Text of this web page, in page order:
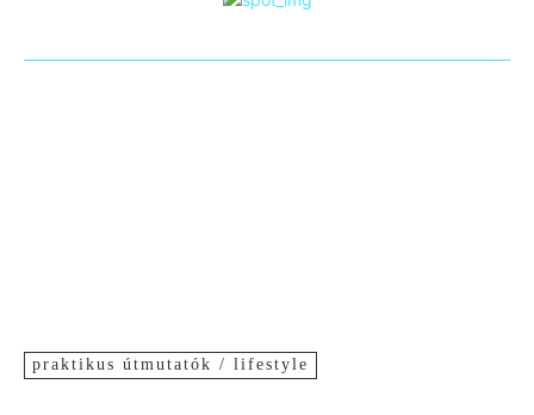
praktikus útmutatók / lifestyle